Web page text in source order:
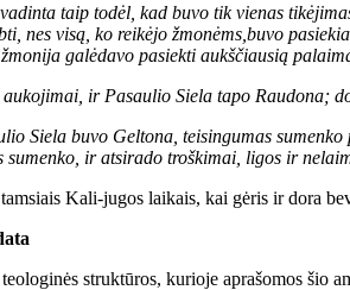
taip todėl, kad buvo tik vienas
nes visą, ko reikėjo žmonėms,buvo
galėdavo pasiekti aukščiausią
ir Pasaulio Siela tapo Raudona;
Siela buvo Geltona, teisingumas
sumenko, ir atsirado troškimai, ligos ir
Kali-jugos laikais, kai gėris ir dora
struktūros, kurioje aprašomos šio